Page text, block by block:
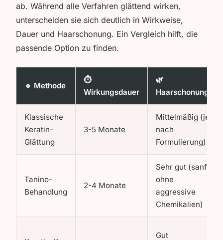
ab. Während alle Verfahren glättend wirken,
unterscheiden sie sich deutlich in Wirkweise,
Dauer und Haarschonung. Ein Vergleich hilft, die
passende Option zu finden.
🔹 Methode
⏱️
Wirkungsdauer
🌿
Haarschonung
Klassische
Keratin-
Glättung
3-5 Monate
Mittelmäßig (je
nach
Formulierung)
Tanino-
Behandlung
2-4 Monate
Sehr gut (sanft,
ohne
aggressive
Chemikalien)
Gut